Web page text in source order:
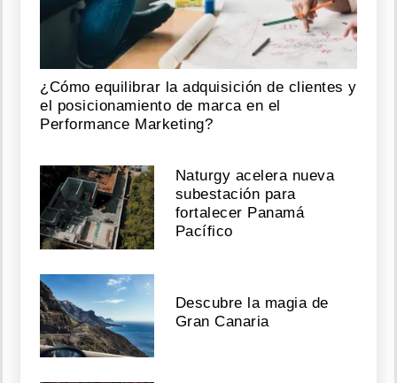
¿Cómo equilibrar la adquisición de clientes y
el posicionamiento de marca en el
Performance Marketing?
Naturgy acelera nueva
subestación para
fortalecer Panamá
Pacífico
Descubre la magia de
Gran Canaria